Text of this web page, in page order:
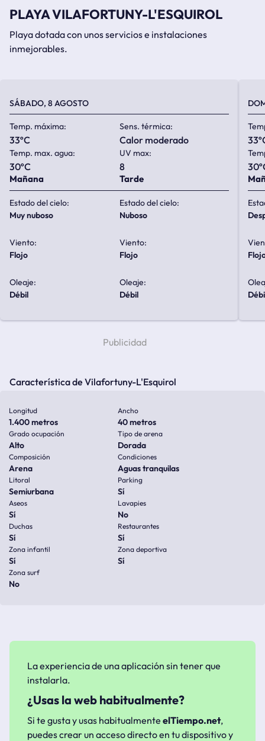
PLAYA VILAFORTUNY-L'ESQUIROL
Playa dotada con unos servicios e instalaciones
inmejorables.
SÁBADO, 8 AGOSTO
Temp. máxima:
33ºC
Sens. térmica:
calor moderado
Temp. max. agua:
30ºC
UV max:
8
Mañana
Estado del cielo:
muy nuboso
Viento:
flojo
Oleaje:
débil
Tarde
Estado del cielo:
nuboso
Viento:
flojo
Oleaje:
débil
Característica de Vilafortuny-L'Esquirol
Longitud
1.400 metros
Ancho
40 metros
Grado ocupación
Alto
Tipo de arena
Dorada
Composición
Arena
Condiciones
Aguas tranquilas
Litoral
Semiurbana
Parking
Sí
Aseos
Sí
Lavapies
No
Duchas
Sí
Restaurantes
Sí
Zona infantil
Sí
Zona deportiva
Sí
Zona surf
No
La experiencia de una aplicación sin tener que
instalarla.
¿Usas la web habitualmente?
Si te gusta y usas habitualmente elTiempo.net,
puedes crear un acceso directo en tu dispositivo y